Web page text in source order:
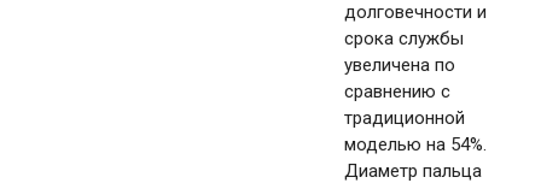
долговечности и
срока службы
увеличена по
сравнению с
традиционной
моделью на 54%.
Диаметр пальца